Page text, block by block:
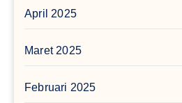
April 2025
Maret 2025
Februari 2025